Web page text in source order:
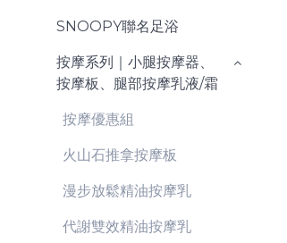
SNOOPY聯名足浴
按摩系列｜小腿按摩器、
按摩板、腿部按摩乳液/霜
按摩優惠組
火山石推拿按摩板
漫步放鬆精油按摩乳
代謝雙效精油按摩乳